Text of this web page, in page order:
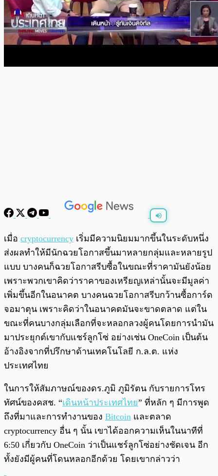
0:00 /0:00
เมื่อ cryptocurrency เริ่มมีความนิยมมากขึ้นในระดับหนึ่ง
ส่งผลทำให้มีนักฉวยโอกาสขึ้นมาหลายกลุ่มและหลายรูป
แบบ บางคนก็ฉวยโอกาสรีบซื้อในขณะที่ราคามันยังน้อย
เพราะพวกเขาคิดว่าราคาของเหรียญเหล่านั้นจะมีมูลค่า
เพิ่มขึ้นอีกในอนาคต บางคนฉวยโอกาสรีบกว้านซื้อการ์ด
จอมาตุน เพราะคิดว่าในอนาคตมันจะขาดตลาด แต่ใน
ขณะที่คนบางกลุ่มเลือกที่จะหลอกลวงผู้คนโดยการนำมัน
มาประยุกต์เขากับแชร์ลูกโซ่ อย่างเช่น OneCoin เป็นต้น
อ้างอิงจากที่ปรึกษาด้านเทคโนโลยี ก.ล.ต. แห่ง
ประเทศไทย
ในการให้สัมภาษณ์ของดร.ภูมิ ภูมิรัตน กับรายการโทร
ทัศน์ของคสช. “เดินหน้าประเทศไทย” ที่หลัก ๆ มีการพูด
ถึงที่มาและการทำงานของ Bitcoin และตลาด
cryptocurrency อื่น ๆ นั้น เขาได้ออกความเห็นในนาทีที่
6:50 เกี่ยวกับ OneCoin ว่าเป็นแชร์ลูกโซ่อย่างชัดเจน อีก
ทั้งยังมีผู้คนที่โดนหลอกอีกด้วย โดยเขากล่าวว่า